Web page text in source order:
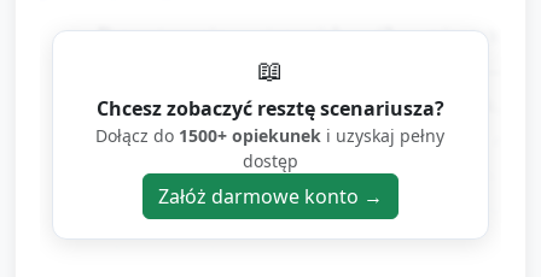
Przygotowanie stanowisk (2 minuty):
rozłożenie materiałów —
talerzyków/papierowych krążków, farb, gąbek,
kleju, kolorowego papieru, nożyczek z
zaokrąglonymi końcami, naklejek, pędzli.
Każde dziecko otrzymuje swój krążek papieru
jako "naleśnik".
📖
Chcesz zobaczyć resztę scenariusza?
Dołącz do 1500+ opiekunek i uzyskaj pełny
dostęp
Załóż darmowe konto →